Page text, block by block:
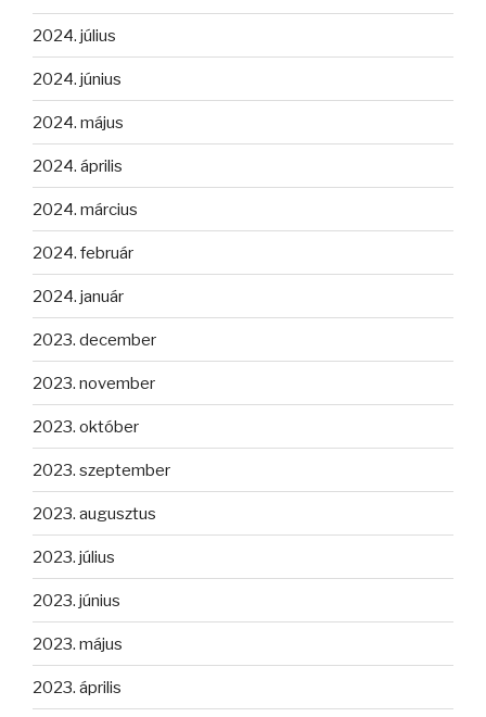
2024. július
2024. június
2024. május
2024. április
2024. március
2024. február
2024. január
2023. december
2023. november
2023. október
2023. szeptember
2023. augusztus
2023. július
2023. június
2023. május
2023. április